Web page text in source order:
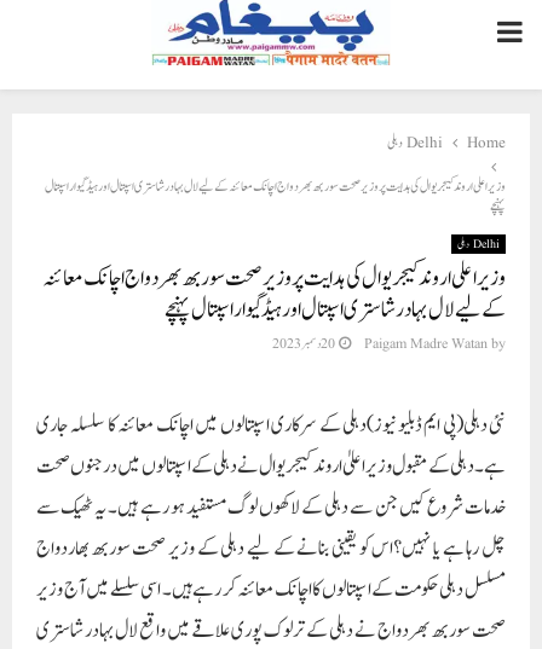
PRIMARY
MENU
Home
Delhi دہلی
وزیر اعلی اروند کیجریوال کی ہدایت پر وزیر صحت سوربھ بھردواج اچانک معائنہ کے لیے لال بہادر شاستری اسپتال اور ہیڈگیوار اسپتال
پہنچے
Delhi دہلی
وزیر اعلی اروند کیجریوال کی ہدایت پر وزیر صحت سوربھ بھردواج اچانک معائنہ
کے لیے لال بہادر شاستری اسپتال اور ہیڈگیوار اسپتال پہنچے
by
Paigam Madre Watan 20 دسمبر 2023
نئی دہلی(پی ایم ڈبلیو نیوز)دہلی کے سرکاری اسپتالوں میں اچانک معائنہ کا سلسلہ جاری
ہے۔ دہلی کے مقبول وزیر اعلیٰ اروند کیجریوال نے دہلی کے اسپتالوں میں درجنوں صحت
خدمات شروع کیں جن سے دہلی کے لاکھوں لوگ مستفید ہو رہے ہیں۔ یہ ٹھیک سے
چل رہا ہے یا نہیں؟اس کو یقینی بنانے کے لیے دہلی کے وزیر صحت سوربھ بھاردواج
مسلسل دہلی حکومت کے اسپتالوں کا اچانک معائنہ کر رہے ہیں۔ اسی سلسلے میں آج وزیر
صحت سوربھ بھردواج نے دہلی کے ترلوک پوری علاقے میں واقع لال بہادر شاستری